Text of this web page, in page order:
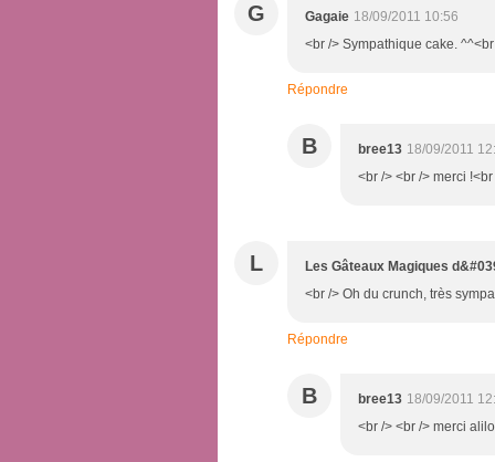
G Gagaie 18/09/2011 10:56
<br /> Sympathique cake.
Répondre
B bree13 18/09/2011
<br /> <br /> merci
L Les Gâteaux Magiques
<br /> Oh du crunch, très
Répondre
B bree13 18/09/2011
<br /> <br /> merci